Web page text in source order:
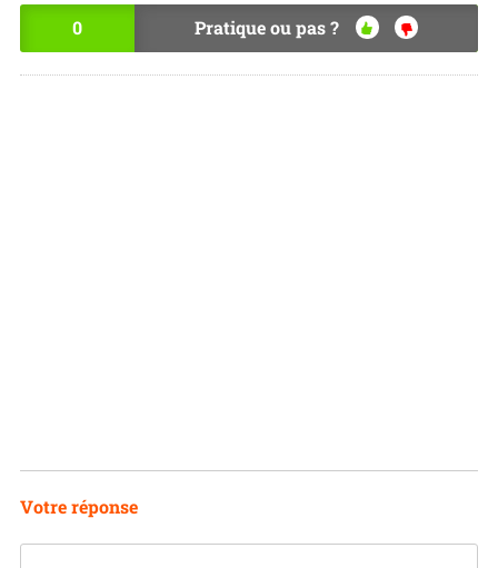
0 Pratique ou pas ?
OU
I
NO
Votre réponse